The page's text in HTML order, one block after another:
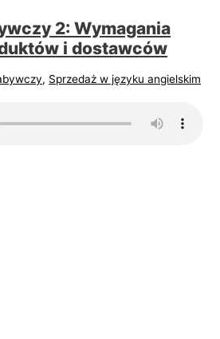
2: Wymagania
i dostawców
, Sprzedaż w języku angielskim